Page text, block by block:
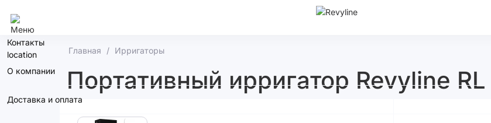
Контакты
О компании
Доставка и оплата
Главная Ирригаторы
Портативный ирригатор Revyline